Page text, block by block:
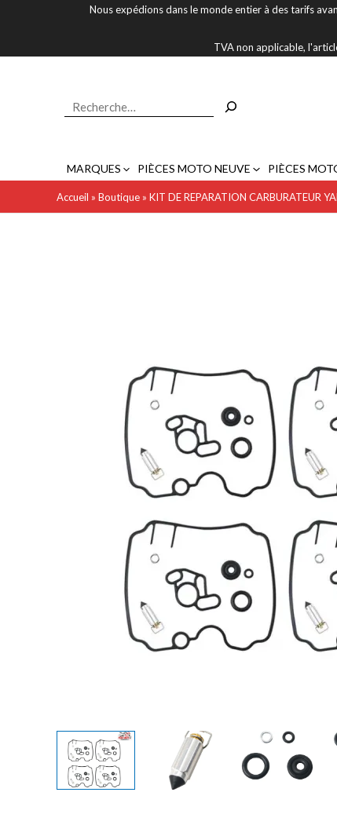
Nous expédions dans le monde entier à des tarifs
TVA non applicable,
MARQUES PIÈCES MOTO NEUVE PIÈCES
Accueil » Boutique » KIT DE REPARATION CARBURATEUR